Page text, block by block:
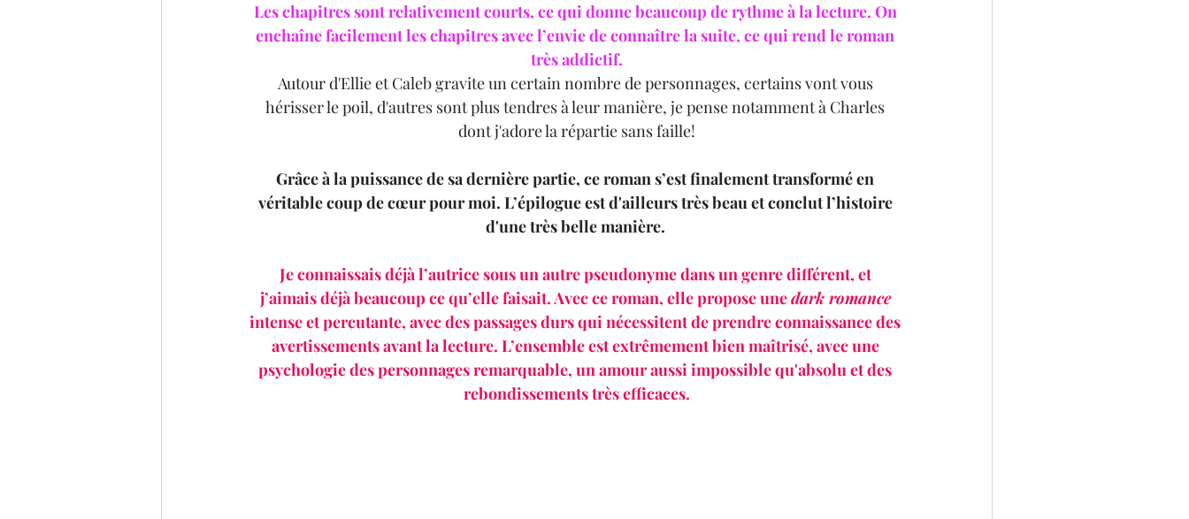
Les chapitres sont relativement courts, ce qui donne beaucoup de rythme à la lecture. On
enchaîne facilement les chapitres avec l’envie de connaître la suite, ce qui rend le roman
très addictif.
Autour d'Ellie et Caleb gravite un certain nombre de personnages, certains vont vous
hérisser le poil, d'autres sont plus tendres à leur manière, je pense notamment à Charles
dont j'adore la répartie sans faille!
Grâce à la puissance de sa dernière partie, ce roman s’est finalement transformé en
véritable coup de cœur pour moi. L’épilogue est d'ailleurs très beau et conclut l’histoire
d'une très belle manière.
Je connaissais déjà l’autrice sous un autre pseudonyme dans un genre différent, et
j’aimais déjà beaucoup ce qu’elle faisait. Avec ce roman, elle propose une dark romance
intense et percutante, avec des passages durs qui nécessitent de prendre connaissance des
avertissements avant la lecture. L’ensemble est extrêmement bien maîtrisé, avec une
psychologie des personnages remarquable, un amour aussi impossible qu'absolu et des
rebondissements très efficaces.